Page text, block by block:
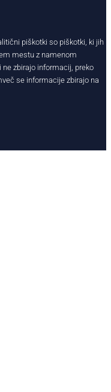
piškotki so piškotki, ki jih
mestu z namenom
zbirajo informacij, preko
se informacije zbirajo na